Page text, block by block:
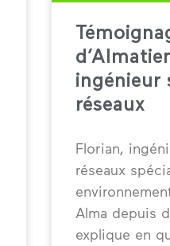
ingénieur
réseaux
Florian,
réseaux
Alma depuis
explique en